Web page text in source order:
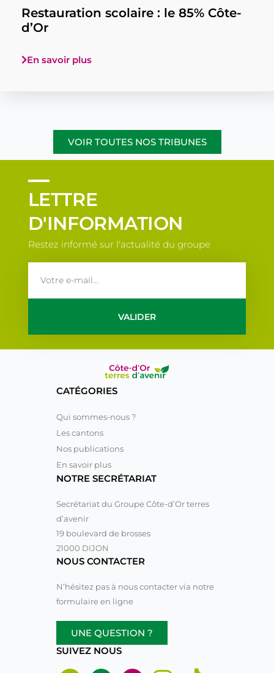
Restauration scolaire : le 85% Côte-
d’Or
En savoir plus
VOIR TOUTES NOS TRIBUNES
LETTRE
D'INFORMATION
Restez informé sur l'actualité du groupe
VALIDER
CATÉGORIES
Qui sommes-nous ?
Les cantons
Nos publications
En savoir plus
NOTRE SECRÉTARIAT
Secrétariat du Groupe Côte-d’Or terres
d’avenir
19 boulevard de brosses
21000 DIJON
NOUS CONTACTER
N’hésitez pas à nous contacter via notre
formulaire en ligne
UNE QUESTION ?
SUIVEZ NOUS